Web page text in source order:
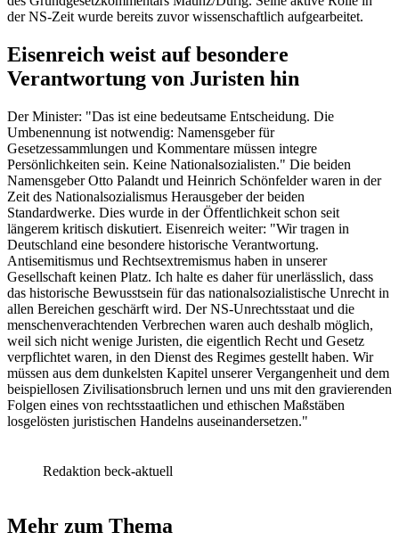
der NS-Zeit wurde bereits zuvor wissenschaftlich aufgearbeitet.
Eisenreich weist auf besondere
Verantwortung von Juristen hin
Der Minister: "Das ist eine bedeutsame Entscheidung. Die
Umbenennung ist notwendig: Namensgeber für
Gesetzessammlungen und Kommentare müssen integre
Persönlichkeiten sein. Keine Nationalsozialisten." Die beiden
Namensgeber Otto Palandt und Heinrich Schönfelder waren in der
Zeit des Nationalsozialismus Herausgeber der beiden
Standardwerke. Dies wurde in der Öffentlichkeit schon seit
längerem kritisch diskutiert. Eisenreich weiter: "Wir tragen in
Deutschland eine besondere historische Verantwortung.
Antisemitismus und Rechtsextremismus haben in unserer
Gesellschaft keinen Platz. Ich halte es daher für unerlässlich, dass
das historische Bewusstsein für das nationalsozialistische Unrecht in
allen Bereichen geschärft wird. Der NS-Unrechtsstaat und die
menschenverachtenden Verbrechen waren auch deshalb möglich,
weil sich nicht wenige Juristen, die eigentlich Recht und Gesetz
verpflichtet waren, in den Dienst des Regimes gestellt haben. Wir
müssen aus dem dunkelsten Kapitel unserer Vergangenheit und dem
beispiellosen Zivilisationsbruch lernen und uns mit den gravierenden
Folgen eines von rechtsstaatlichen und ethischen Maßstäben
losgelösten juristischen Handelns auseinandersetzen."
Redaktion beck-aktuell
Mehr zum Thema